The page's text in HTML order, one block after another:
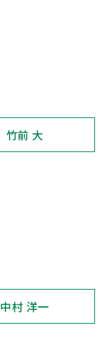
竹前 大
中村 洋一